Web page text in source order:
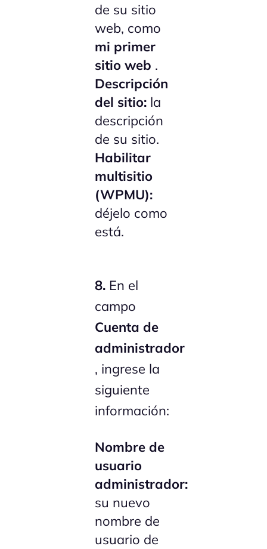
de su sitio
web, como
mi primer
sitio web .
Descripción
del sitio: la
descripción
de su sitio.
Habilitar
multisitio
(WPMU):
déjelo como
está.
8. En el
campo
Cuenta de
administrador
, ingrese la
siguiente
información:
Nombre de
usuario
administrador:
su nuevo
nombre de
usuario de